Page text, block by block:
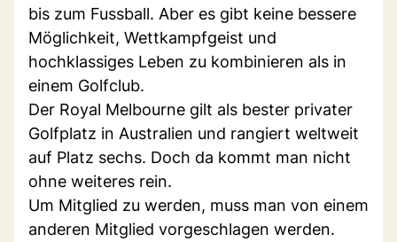
bis zum Fussball. Aber es gibt keine bessere
Möglichkeit, Wettkampfgeist und
hochklassiges Leben zu kombinieren als in
einem Golfclub.
Der Royal Melbourne gilt als bester privater
Golfplatz in Australien und rangiert weltweit
auf Platz sechs. Doch da kommt man nicht
ohne weiteres rein.
Um Mitglied zu werden, muss man von einem
anderen Mitglied vorgeschlagen werden.